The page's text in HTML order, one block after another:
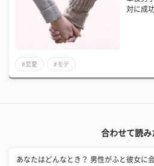
対に成
#恋愛 #モテ
合わせて読み
あなたはどんなとき？ 男性がふと彼女に